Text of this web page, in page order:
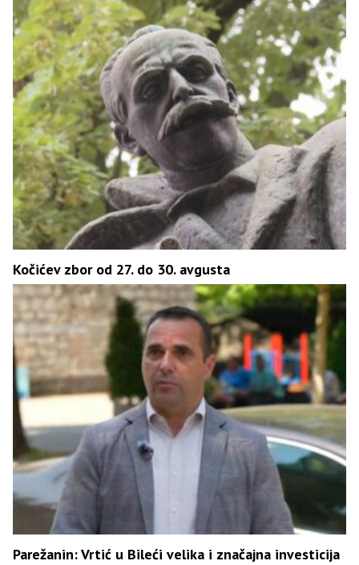
Kočićev zbor od 27. do 30. avgusta
Parežanin: Vrtić u Bileći velika i značajna investicija